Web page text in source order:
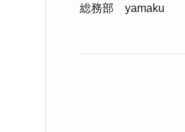
総務部 yamaku